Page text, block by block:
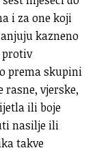
i za one koji
kazneno
protiv
prema skupini
vjerske,
ili boje
nasilje ili
takve